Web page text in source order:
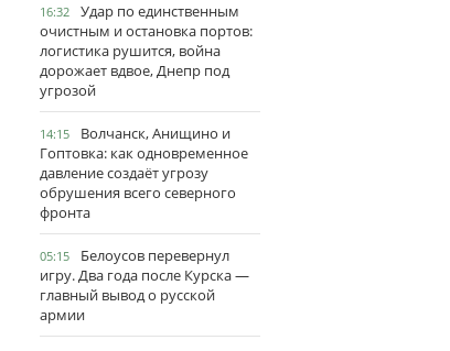
16:32
Удар по единственным
очистным и остановка портов:
логистика рушится, война
дорожает вдвое, Днепр под
угрозой
14:15
Волчанск, Анищино и
Гоптовка: как одновременное
давление создаёт угрозу
обрушения всего северного
фронта
05:15
Белоусов перевернул
игру. Два года после Курска —
главный вывод о русской
армии